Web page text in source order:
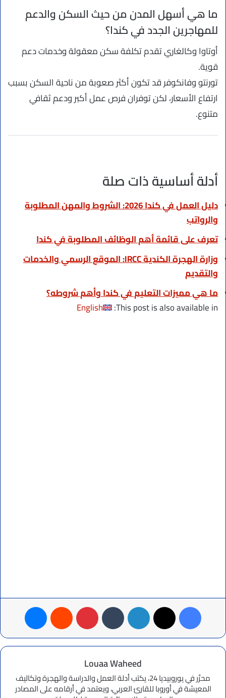
ما هي أسهل المدن من حيث السكن والدعم
للمهاجرين الجدد في كندا؟
أوتاوا وكالغاري تقدم تكلفة سكن معقولة وخدمات دعم
قوية.
تورنتو وفانكوفر قد تكون أكثر صعوبة من ناحية السكن بسبب
ارتفاع الأسعار، لكن توفران فرص عمل أكبر ودعم ثقافي
متنوع.
أدلة أساسية ذات صلة
دليل العمل في كندا 2026: الشروط والمهن المطلوبة
والرواتب
تعرف على قائمة أهم الوظائف المطلوبة في كندا
وزارة الهجرة الكندية IRCC: الموقع الرسمي والخدمات
والتقديم
ما هي مميزات التعليم في كندا وأهم شروطه؟
This post is also available in:
English
فيسبوك لينكدإن بينتيريست ماسنجر
Louaa Waheed
محرِّر في يوروبيديا 24، يكتب أدلة العمل والدراسة والهجرة وتكاليف
المعيشة في أوروبا للقارئ العربي، ويعتمد في أرقامه على المصادر